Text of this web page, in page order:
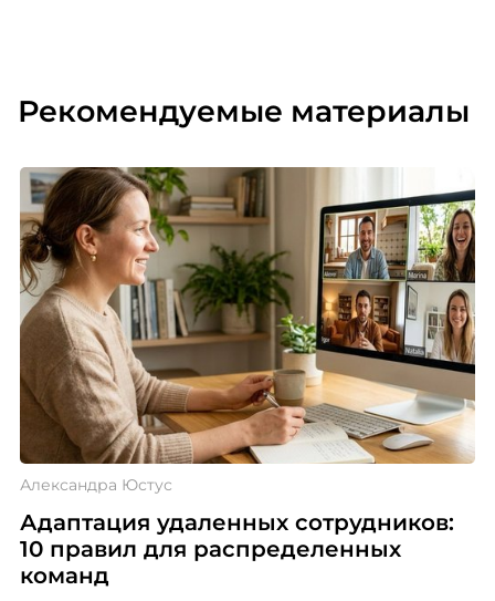
Рекомендуемые материалы
Александра Юстус
Адаптация удаленных сотрудников:
10 правил для распределенных
команд